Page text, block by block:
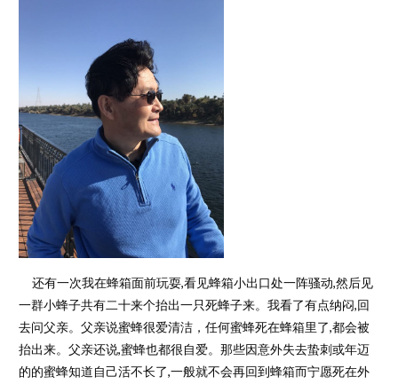
还有一次我在蜂箱面前玩耍,看见蜂箱小出口处一阵骚动,然后见
一群小蜂子共有二十来个抬出一只死蜂子来。我看了有点纳闷,回
去问父亲。父亲说蜜蜂很爱清洁，任何蜜蜂死在蜂箱里了,都会被
抬出来。父亲还说,蜜蜂也都很自爱。那些因意外失去蛰刺或年迈
的的蜜蜂知道自己活不长了,一般就不会再回到蜂箱而宁愿死在外